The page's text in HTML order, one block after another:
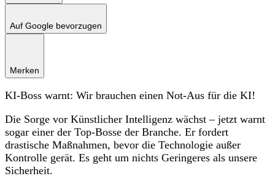
Auf Google bevorzugen
Merken
KI-Boss warnt: Wir brauchen einen Not-Aus für die KI!
Die Sorge vor Künstlicher Intelligenz wächst – jetzt warnt
sogar einer der Top-Bosse der Branche. Er fordert
drastische Maßnahmen, bevor die Technologie außer
Kontrolle gerät. Es geht um nichts Geringeres als unsere
Sicherheit.